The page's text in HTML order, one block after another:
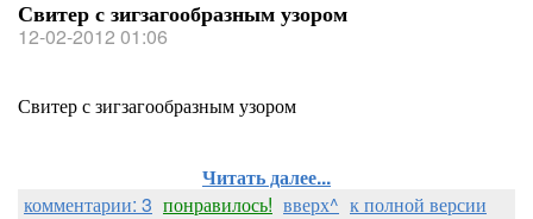
Свитер с зигзагообразным узором
12-02-2012 01:06
Свитер с зигзагообразным узором
Читать далее...
комментарии: 3 понравилось! вверх^ к полной версии